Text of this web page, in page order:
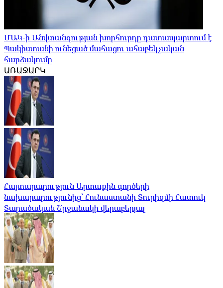
ՄԱԿ-ի Անվտանգության խորհուրդը դատապարտում է
Պակիստանի ունեցած մահացու ահաբեկչական
հարձակումը
ԱՌԱՋԱՐԿ
Հայտարարություն Արտաքին գործերի
նախարարությունից՝ Հունաստանի Տուրիզմի Հատուկ
Տարածական Շրջանակի վերաբերյալ